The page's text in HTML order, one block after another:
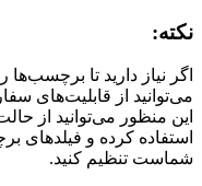
نکته:
اگر نیاز دارید تا
استفاده کرده و فیلدهای
شماست تنظیم کنید.